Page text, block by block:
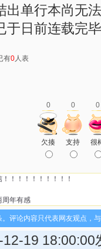
出单行本尚无
于日前连载完
有0人表
0 0 0
欠揍 支持 很
！！！！！！！！！
周年有感
。评论内容只代表网友观点，
12-19 18:00:00